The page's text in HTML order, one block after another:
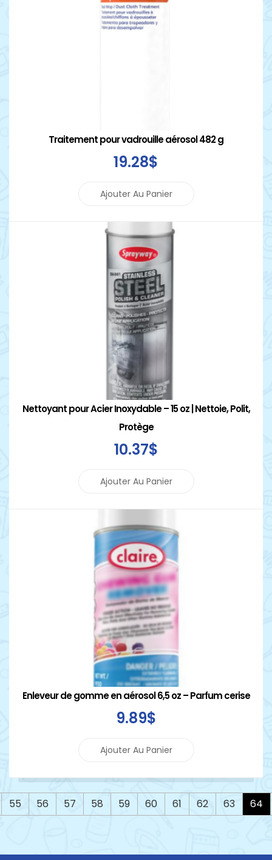
Traitement pour vadrouille aérosol 482 g
19.28$
Ajouter Au Panier
Nettoyant pour Acier Inoxydable – 15 oz | Nettoie, Polit,
Protège
10.37$
Ajouter Au Panier
Enleveur de gomme en aérosol 6,5 oz – Parfum cerise
9.89$
Ajouter Au Panier
55 56 57 58 59 60 61 62 63 64